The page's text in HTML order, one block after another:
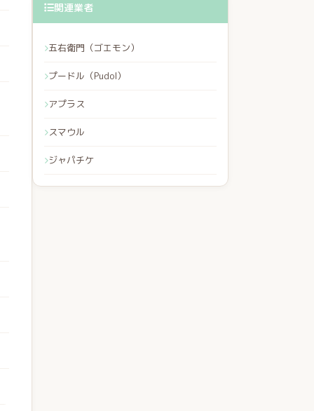
関連業者
五右衛門（ゴエモン）
プードル（Pudol）
アプラス
スマウル
ジャパチケ